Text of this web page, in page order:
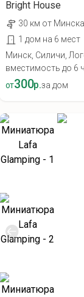
Bright House
30 км от
1 дом на 6 мест
Минск, Силичи,
вместимость до 6
от300р.за дом